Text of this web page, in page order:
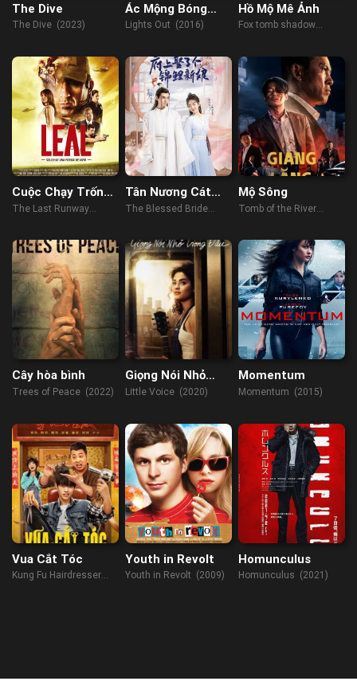
The Dive
The Dive (2023)
Ác Mộng Bóng
Đêm
Lights Out (2016)
Hồ Mộ Mê Ảnh
Fox tomb shadow
Cuộc Chạy Trốn
Sau Cùng
The Last Runway
Tân Nương Cát
Tường
The Blessed Bride
Mộ Sông
Tomb of the River
Cây hòa bình
Trees of Peace (2022)
Giọng Nói Nhỏ
Trong Đầu
Little Voice (2020)
Momentum
Momentum (2015)
Vua Cắt Tóc
Kung Fu Hairdresser
Youth in Revolt
Youth in Revolt (2009)
Homunculus
Homunculus (2021)